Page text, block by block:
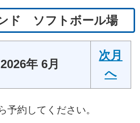
ド ソフトボール場
2026年 6月
次月
へ
予約してください。